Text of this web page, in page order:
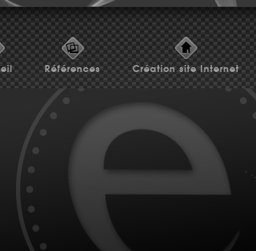
Références Création site Internet